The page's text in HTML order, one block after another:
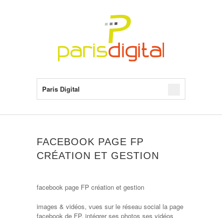
Paris Digital
FACEBOOK PAGE FP
CRÉATION ET GESTION
facebook page FP création et gestion
images & vidéos, vues sur le réseau social la page
facebook de FP, intégrer ses photos ses vidéos